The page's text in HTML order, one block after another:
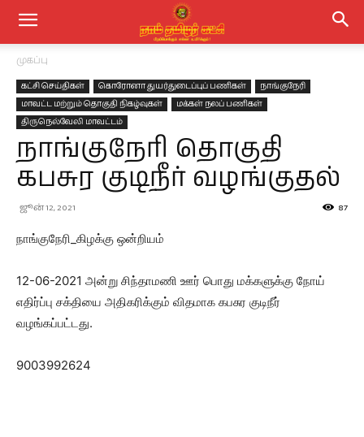
முகப்பு
கட்சி செய்திகள் கொரோனா துயர்துடைப்புப் பணிகள்
நாங்குநேரி
மாவட்ட மற்றும் தொகுதி நிகழ்வுகள்
மக்கள் நலப் பணிகள்
திருநெல்வேலி மாவட்டம்
நாங்குநேரி தொகுதி
கபசுர குடிநீர் வழங்குதல்
ஜூன் 12, 2021 87
நாங்குநேரி_கிழக்கு ஒன்றியம்
12-06-2021 அன்று சிந்தாமணி ஊர் பொது மக்களுக்கு நோய்
எதிர்ப்பு சக்தியை அதிகரிக்கும் விதமாக கபசுர குடிநீர்
வழங்கப்பட்டது.
9003992624